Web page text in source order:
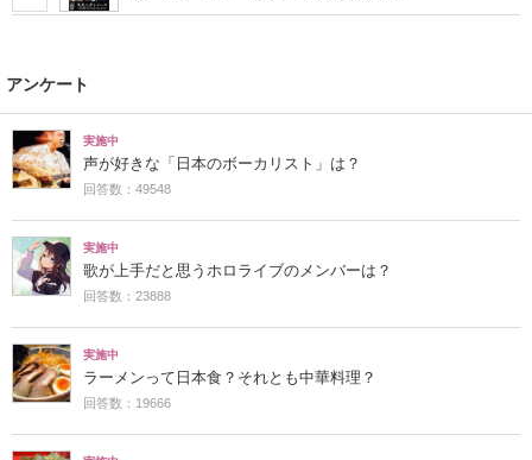
アンケート
実施中
声が好きな「日本のボーカリスト」は？
回答数：49548
実施中
歌が上手だと思うホロライブのメンバーは？
回答数：23888
実施中
ラーメンって日本食？それとも中華料理？
回答数：19666